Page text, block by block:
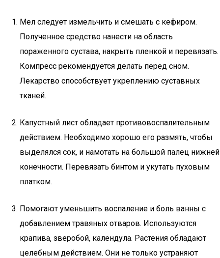
Мел следует измельчить и смешать с кефиром.
Полученное средство нанести на область
пораженного сустава, накрыть пленкой и перевязать.
Компресс рекомендуется делать перед сном.
Лекарство способствует укреплению суставных
тканей.
Капустный лист обладает противовоспалительным
действием. Необходимо хорошо его размять, чтобы
выделялся сок, и намотать на большой палец нижней
конечности. Перевязать бинтом и укутать пуховым
платком.
Помогают уменьшить воспаление и боль ванны с
добавлением травяных отваров. Используются
крапива, зверобой, календула. Растения обладают
целебным действием. Они не только устраняют